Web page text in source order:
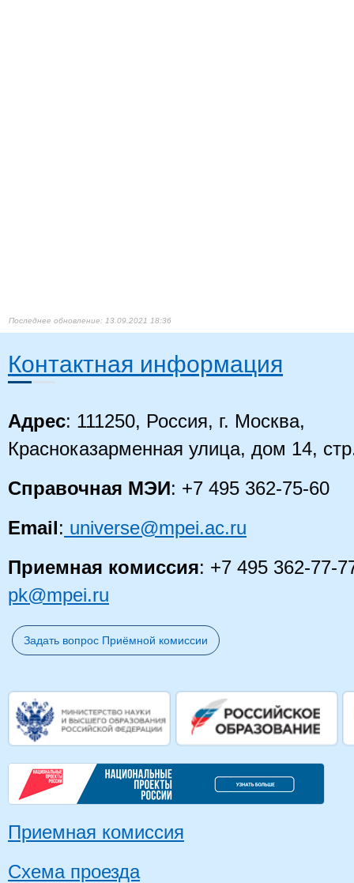
13.09.2021 18:36
Контактная информация
Адрес: 111250, Россия, г. Москва,
Красноказарменная улица, дом 14,
Справочная МЭИ: +7 495 362-75-60
Email: universe@mpei.ac.ru
Приемная комиссия: +7 495 362-77-
pk@mpei.ru
Задать вопрос Приёмной комиссии
Приемная комиссия
Схема проезда